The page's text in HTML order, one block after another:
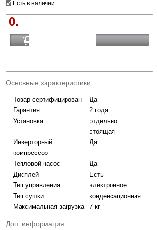
Есть в наличии
0.
Основные характеристики
Товар сертифицирован
Да
Гарантия
2 года
Установка
отдельно
стоящая
Инверторный
компрессор
Да
Тепловой насос
Да
Дисплей
Есть
Тип управления
электронное
Тип сушки
конденсационная
Максимальная загрузка
7 кг
Доп. информация